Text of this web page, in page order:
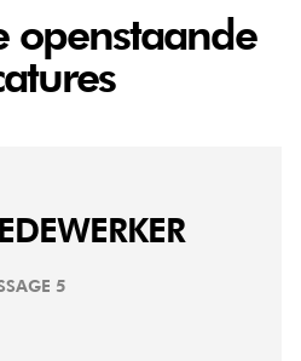
openstaande
5